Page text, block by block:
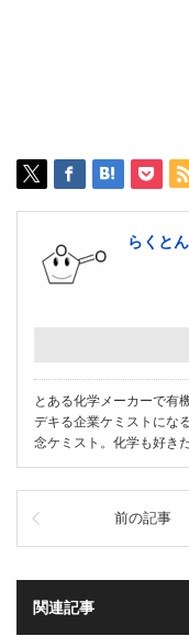
らくとん
とある化学メーカーで有
デキる企業ケミストにな
念ケミスト。化学も好き
前の記事
関連記事